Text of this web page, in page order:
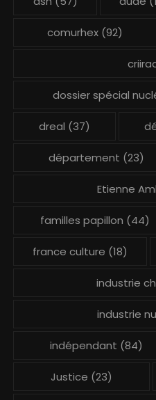
comurhex (92)
dossier spécial
dreal (37)
département (23)
Etienne
familles papillon (44)
france culture (18)
industrie
industrie
indépendant (84)
Justice (23)